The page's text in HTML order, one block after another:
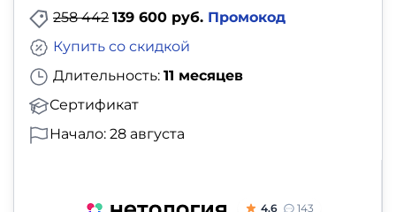
258 442 139 600 руб. Промокод
Длительность: 11 месяцев
Сертификат
Купить со скидкой
Начало: 28 августа
4.6 143
Репетиторы
Тесты
на
профориентацию